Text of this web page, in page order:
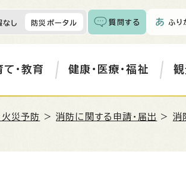
なし 防災ポータル 質問する ふり
・教育 健康・医療・福祉 観
火災予防 >消防に関する申請・届出 > 消